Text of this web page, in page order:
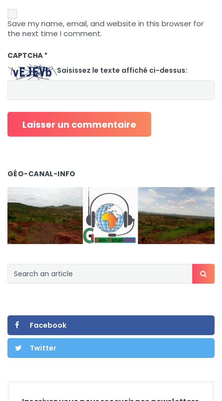
Save my name, email, and website in this browser for
the next time I comment.
CAPTCHA *
Saisissez le texte affiché ci-dessus:
GÉO-CANAL-INFO
Facebook
Twitter